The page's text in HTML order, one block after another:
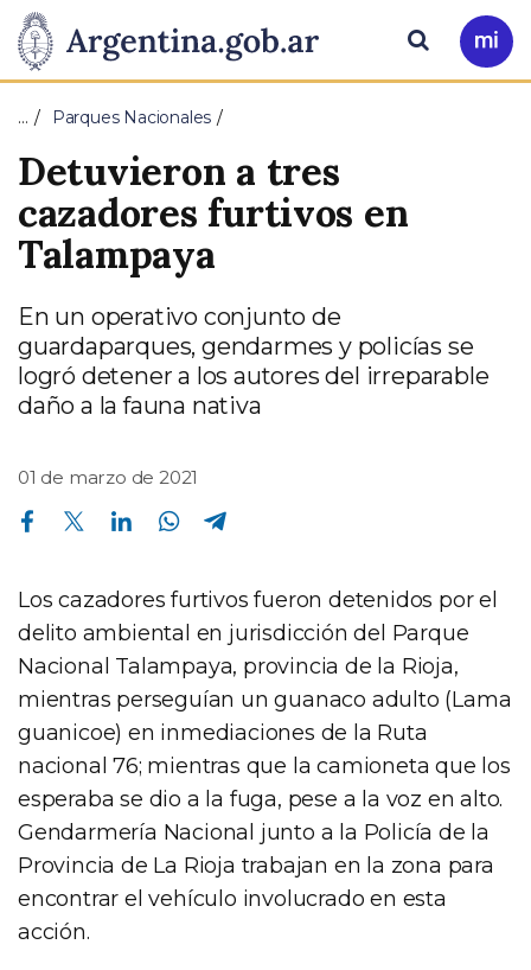
Presidencia
de
la
Nación
Pasar al contenido principal
Ir
a
Buscar
… Parques Nacionales
Detuvieron a tres
cazadores furtivos en
Talampaya
En un operativo conjunto de
guardaparques, gendarmes y policías se
logró detener a los autores del irreparable
daño a la fauna nativa
01 de marzo de 2021
Compartir en Facebook Compartir en Twitter Compartir en Linkedin Compartir en Whatsapp
Los cazadores furtivos fueron detenidos por el
delito ambiental en jurisdicción del Parque
Nacional Talampaya, provincia de la Rioja,
mientras perseguían un guanaco adulto (Lama
guanicoe) en inmediaciones de la Ruta
nacional 76; mientras que la camioneta que los
esperaba se dio a la fuga, pese a la voz en alto.
Gendarmería Nacional junto a la Policía de la
Provincia de La Rioja trabajan en la zona para
encontrar el vehículo involucrado en esta
acción.